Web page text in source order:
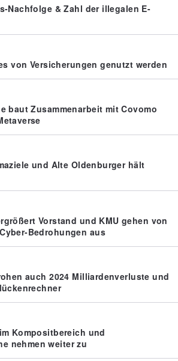
Nachfolge & Zahl der illegalen E-
von Versicherungen genutzt werden
baut Zusammenarbeit mit Covomo
und Alte Oldenburger hält
Vorstand und KMU gehen von
Bedrohungen aus
auch 2024 Milliardenverluste und
Kompositbereich und
nehmen weiter zu